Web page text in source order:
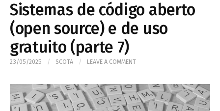
Sistemas de código aberto
(open source) e de uso
gratuito (parte 7)
23/05/2025 / SCOTA / LEAVE A COMMENT